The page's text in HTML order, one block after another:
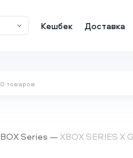
Кешбек Доставка
Series XBOX SERIES X